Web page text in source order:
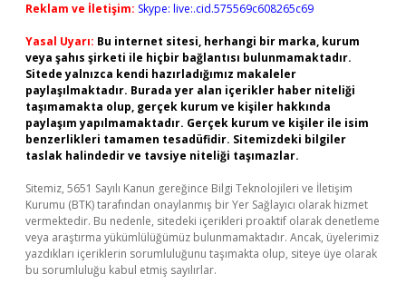
Reklam ve İletişim: Skype: live:.cid.575569c608265c69
Yasal Uyarı: Bu internet sitesi, herhangi bir marka, kurum
veya şahıs şirketi ile hiçbir bağlantısı bulunmamaktadır.
Sitede yalnızca kendi hazırladığımız makaleler
paylaşılmaktadır. Burada yer alan içerikler haber niteliği
taşımamakta olup, gerçek kurum ve kişiler hakkında
paylaşım yapılmamaktadır. Gerçek kurum ve kişiler ile isim
benzerlikleri tamamen tesadüfidir. Sitemizdeki bilgiler
taslak halindedir ve tavsiye niteliği taşımazlar.
Sitemiz, 5651 Sayılı Kanun gereğince Bilgi Teknolojileri ve İletişim
Kurumu (BTK) tarafından onaylanmış bir Yer Sağlayıcı olarak hizmet
vermektedir. Bu nedenle, sitedeki içerikleri proaktif olarak denetleme
veya araştırma yükümlülüğümüz bulunmamaktadır. Ancak, üyelerimiz
yazdıkları içeriklerin sorumluluğunu taşımakta olup, siteye üye olarak
bu sorumluluğu kabul etmiş sayılırlar.